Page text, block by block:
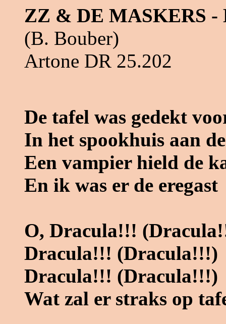
ZZ & DE MASKERS -
(B. Bouber)
Artone DR 25.202
De tafel was gedekt
In het spookhuis aan de
Een vampier hield de
En ik was er de eregast
O, Dracula!!!
Dracula!!! (Dracula!!!)
Dracula!!! (Dracula!!!)
Wat zal er straks op